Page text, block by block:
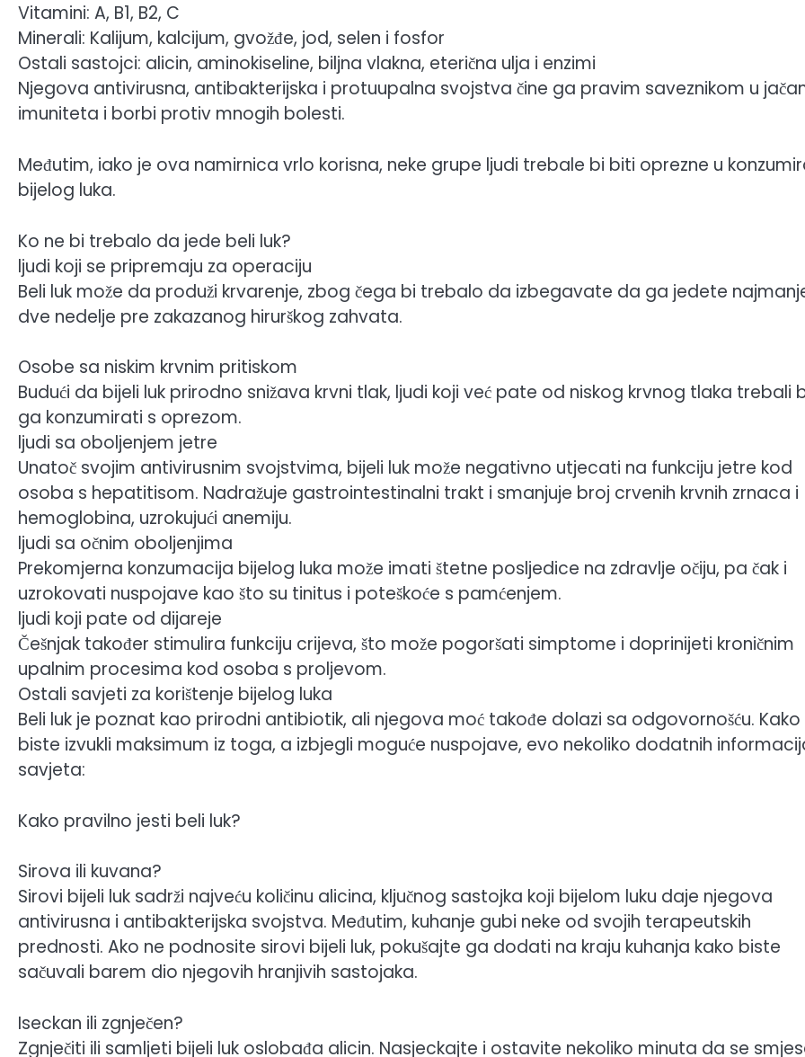
Vitamini: A, B1, B2, C
Minerali: Kalijum, kalcijum, gvožđe, jod, selen i fosfor
Ostali sastojci: alicin, aminokiseline, biljna vlakna, eterična ulja i enzimi
Njegova antivirusna, antibakterijska i protuupalna svojstva čine ga pravim saveznikom u
imuniteta i borbi protiv mnogih bolesti.
Međutim, iako je ova namirnica vrlo korisna, neke grupe ljudi trebale bi biti oprezne u
bijelog luka.
Ko ne bi trebalo da jede beli luk?
ljudi koji se pripremaju za operaciju
Beli luk može da produži krvarenje, zbog čega bi trebalo da izbegavate da ga jedete
dve nedelje pre zakazanog hirurškog zahvata.
Osobe sa niskim krvnim pritiskom
Budući da bijeli luk prirodno snižava krvni tlak, ljudi koji već pate od niskog krvnog tlaka trebali
ga konzumirati s oprezom.
ljudi sa oboljenjem jetre
Unatoč svojim antivirusnim svojstvima, bijeli luk može negativno utjecati na funkciju jetre kod
osoba s hepatitisom. Nadražuje gastrointestinalni trakt i smanjuje broj crvenih krvnih zrnaca i
hemoglobina, uzrokujući anemiju.
ljudi sa očnim oboljenjima
Prekomjerna konzumacija bijelog luka može imati štetne posljedice na zdravlje očiju, pa čak i
uzrokovati nuspojave kao što su tinitus i poteškoće s pamćenjem.
ljudi koji pate od dijareje
Češnjak također stimulira funkciju crijeva, što može pogoršati simptome i doprinijeti kroničnim
upalnim procesima kod osoba s proljevom.
Ostali savjeti za korištenje bijelog luka
Beli luk je poznat kao prirodni antibiotik, ali njegova moć takođe dolazi sa odgovornošću. Kako
biste izvukli maksimum iz toga, a izbjegli moguće nuspojave, evo nekoliko dodatnih
savjeta:
Kako pravilno jesti beli luk?
Sirova ili kuvana?
Sirovi bijeli luk sadrži najveću količinu alicina, ključnog sastojka koji bijelom luku daje njegova
antivirusna i antibakterijska svojstva. Međutim, kuhanje gubi neke od svojih terapeutskih
prednosti. Ako ne podnosite sirovi bijeli luk, pokušajte ga dodati na kraju kuhanja kako biste
sačuvali barem dio njegovih hranjivih sastojaka.
Iseckan ili zgnječen?
Zgnječiti ili samljeti bijeli luk oslobađa alicin. Nasjeckajte i ostavite nekoliko minuta da se